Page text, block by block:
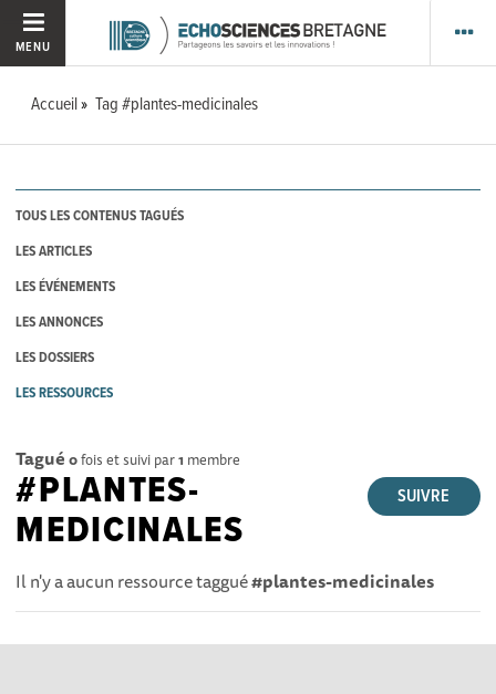
MENU
Accueil Tag #plantes-medicinales
TOUS LES CONTENUS TAGUÉS
LES ARTICLES
LES ÉVÉNEMENTS
LES ANNONCES
LES DOSSIERS
LES RESSOURCES
Tagué 0fois et suivi par1 membre
SUIVRE
#PLANTES-
MEDICINALES
Il n'y a aucun ressource taggué#plantes-medicinales